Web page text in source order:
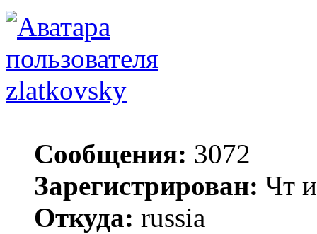
zlatkovsky
Сообщения: 3072
Зарегистрирован: Чт
Откуда: russia